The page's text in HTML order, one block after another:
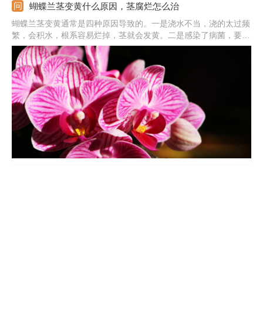
蝴蝶兰茎变黄什么原因，茎腐烂怎么治
蝴蝶兰茎变黄通常是四种原因导致的。一是浇水不当，浇的太过频
繁，会积水，根系容易烂掉，茎就会发黄。二是感染了病菌，要尽
快消毒处理。三是施肥不当，施加的浓肥或者是生肥，会灼伤根
茎，出现黄化情况。三是光照太强，强光下会晒伤，茎叶都容易发
黄。不管哪种原因导致的，都要尽快救治才行。